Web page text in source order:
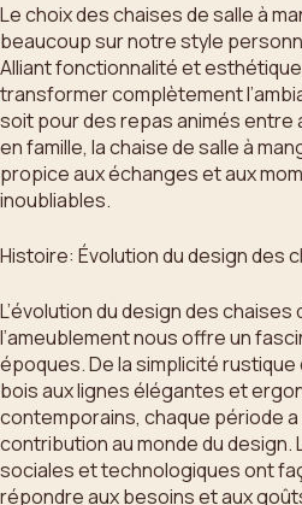
Le choix des chaises de salle à
beaucoup sur notre style
Alliant fonctionnalité et
transformer complètement
soit pour des repas animés entre
en famille, la chaise de salle à
propice aux échanges et aux
inoubliables.
Histoire: Évolution du design des
L’évolution du design des chaises
l’ameublement nous offre un
époques. De la simplicité
bois aux lignes élégantes et
contemporains, chaque période
contribution au monde du
sociales et technologiques ont
répondre aux besoins et aux